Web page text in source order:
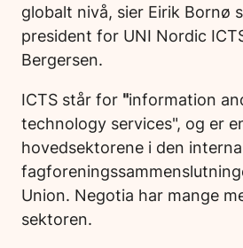
globalt nivå, sier Eirik Bornø
president for UNI Nordic
Bergersen.
ICTS står for "information
technology services", og er
hovedsektorene i den
Union. Negotia har mange
sektoren.